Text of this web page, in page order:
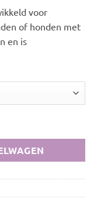
voor
of honden met
en is